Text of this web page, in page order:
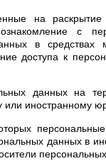
на
с
в средствах
доступа к
данных на
или иностранному
данных в